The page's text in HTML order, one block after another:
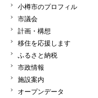
小樽市のプロフィル
市議会
計画・構想
移住を応援します
ふるさと納税
市政情報
施設案内
オープンデータ